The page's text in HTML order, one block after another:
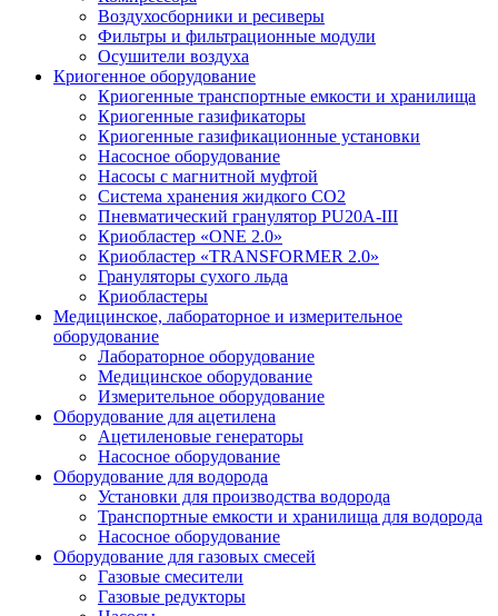
Воздухосборники и ресиверы
Фильтры и фильтрационные модули
Осушители воздуха
Криогенное оборудование
Криогенные транспортные емкости и хранилища
Криогенные газификаторы
Криогенные газификационные установки
Насосное оборудование
Насосы с магнитной муфтой
Система хранения жидкого CO2
Пневматический гранулятор PU20A-III
Криобластер «ONE 2.0»
Криобластер «TRANSFORMER 2.0»
Грануляторы сухого льда
Криобластеры
Медицинское, лабораторное и измерительное
оборудование
Лабораторное оборудование
Медицинское оборудование
Измерительное оборудование
Оборудование для ацетилена
Ацетиленовые генераторы
Насосное оборудование
Оборудование для водорода
Установки для производства водорода
Транспортные емкости и хранилища для водорода
Насосное оборудование
Оборудование для газовых смесей
Газовые смесители
Газовые редукторы